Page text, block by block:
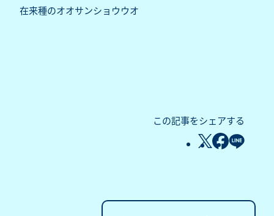
在来種のオオサンショウウオ
この記事をシェアする